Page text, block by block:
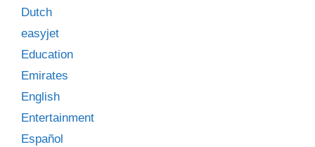
Dutch
easyjet
Education
Emirates
English
Entertainment
Español